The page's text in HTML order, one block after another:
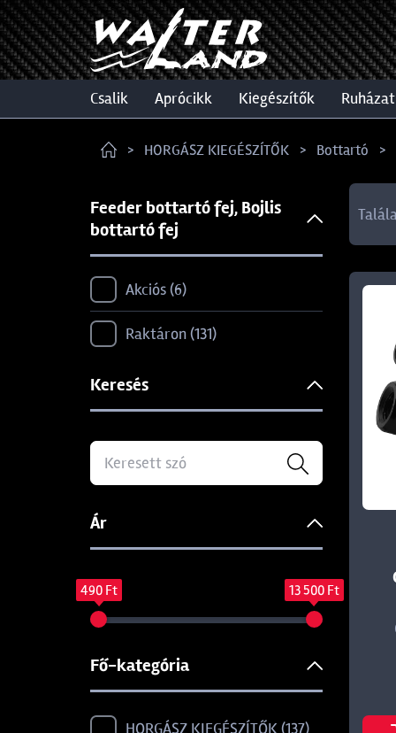
csalik aprócikk kiegészítők ruházat
HORGÁSZ KIEGÉSZÍTŐK Bottartó
Feeder bottartó fej, Bojlis
bottartó fej
Akciós 6
Raktáron 131
Keresés
Ár
490 Ft 13 500 Ft
Fő-kategória
HORGÁSZ KIEGÉSZÍTŐK 137